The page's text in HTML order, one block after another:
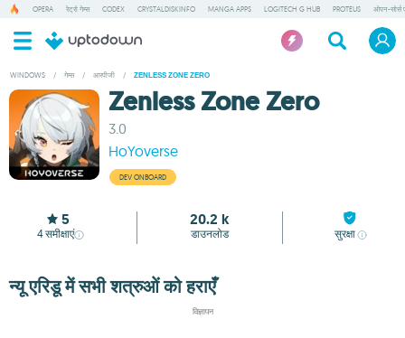
OPERA रेट्रो गेम्स CODEX CRYSTALDISKINFO MANGA APPS LOGITECH G HUB PROTEUS ओपन-सोर्स
WINDOWS / गेम्स / आरपीजी / ZENLESS ZONE ZERO
Zenless Zone Zero
3.0
HoYoverse
DEV ONBOARD
5
4समीक्षाएं
20.2 k
डाउनलोड सुरक्षा
न्यू एरिडू में सभी शत्रुओं को हराएँ
विज्ञापन